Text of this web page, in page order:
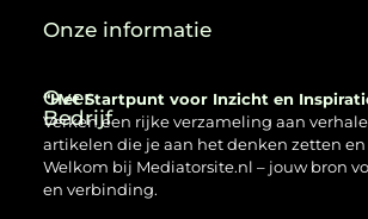
Over
Bedrijf
“Het Startpunt voor Inzicht en
Verken een rijke verzameling aan
artikelen die je aan het denken zetten
Welkom bij Mediatorsite.nl – jouw bron
en verbinding.
Onze informatie